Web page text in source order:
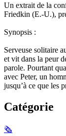
Un extrait de la
Friedkin (E.-U.),
Synopsis :
Serveuse solitaire
et vit dans la peur
parole. Pourtant
avec Peter, un
jusqu’à ce que les
Catégorie
🗞